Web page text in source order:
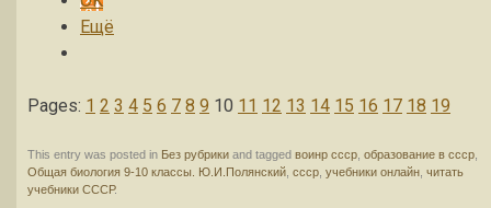
Ещё
Pages: 1 2 3 4 5 6 7 8 9 10 11 12 13 14 15 16 17 18 19
This entry was posted in Без рубрики and tagged воинр ссср образование в ссср
Общая биология 9-10 классы. Ю.И.Полянский ссср учебники онлайн читать
учебники СССР.